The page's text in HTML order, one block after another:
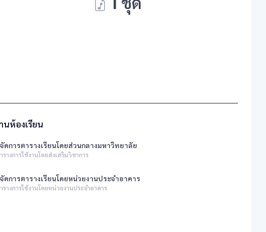
นห้องเรียน
ดการตารางเรียนโดยส่วนกลางมหาวิทยาลัย
รางการใช้งานโดยส่งเสริมวิชาการ
ดการตารางเรียนโดยหน่วยงานประจำอาคาร
รางการใช้งานโดยหน่วยงานประจำอาคาร